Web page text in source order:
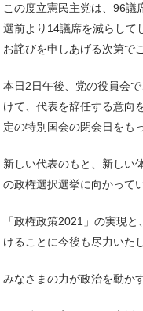
この度立憲民主党は、96議
選前より14議席を減らして
お詫びを申しあげる次第で
本日2日午後、党の役員会
けて、代表を辞任する意向
定の特別国会の閉会日をも
新しい代表のもと、新しい
の政権選択選挙に向かって
「政権政策2021」の実現
けることに今後も尽力いた
みなさまの力が政治を動か